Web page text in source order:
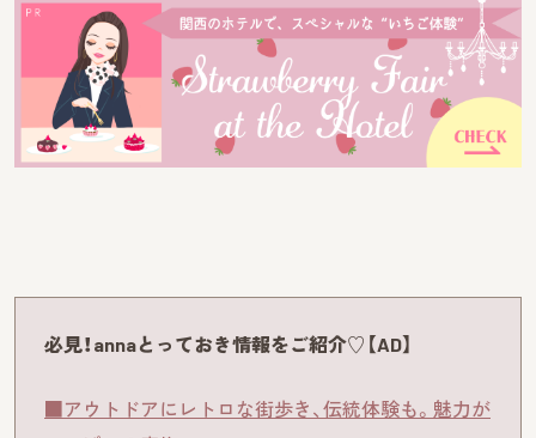
必見！annaとっておき情報をご紹介♡【AD】
■アウトドアにレトロな街歩き、伝統体験も。魅力が